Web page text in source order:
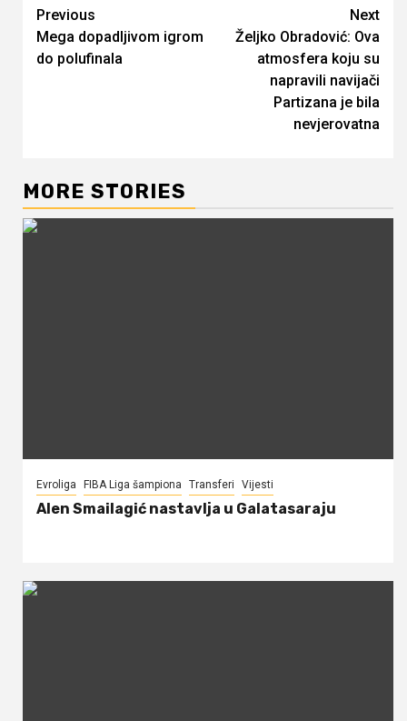
Continue
Reading
Previous
Mega dopadljivom igrom
do polufinala
Next
Željko Obradović: Ova
atmosfera koju su
napravili navijači
Partizana je bila
nevjerovatna
MORE STORIES
Evroliga FIBA Liga šampiona Transferi Vijesti
Alen Smailagić nastavlja u Galatasaraju